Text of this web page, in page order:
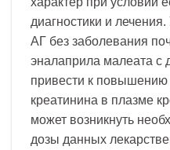
диагностики и
АГ без заболевания
эналаприла малеата с
привести к
креатинина в плазме
может возникнуть
дозы данных